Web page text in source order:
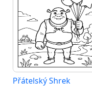
Přátelský Shrek